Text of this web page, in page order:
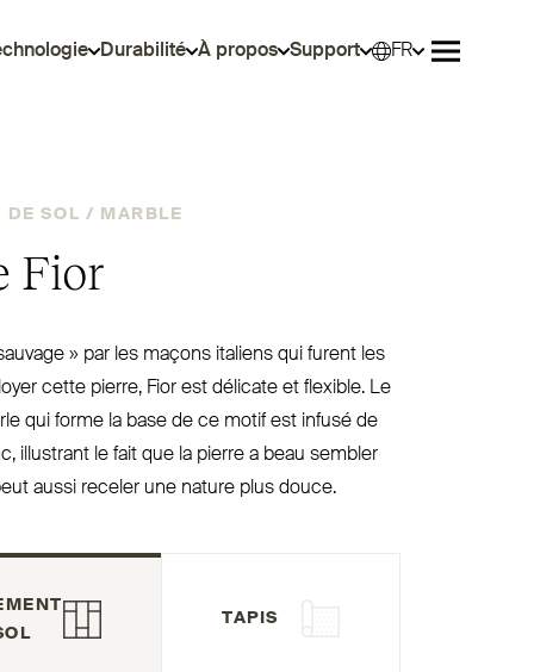
Durabilité À propos Support
FR
DE SOL / MARBLE
Fior
» par les maçons italiens qui furent les
cette pierre, Fior est délicate et flexible. Le
qui forme la base de ce motif est infusé de
illustrant le fait que la pierre a beau sembler
aussi receler une nature plus douce.
TAPIS